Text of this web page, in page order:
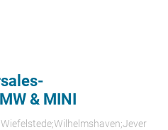
& MINI